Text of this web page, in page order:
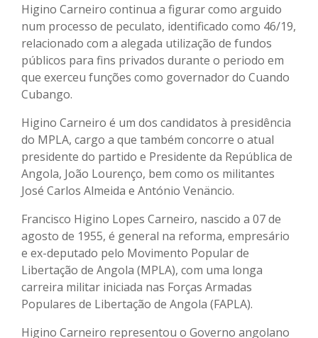
Higino Carneiro continua a figurar como arguido
num processo de peculato, identificado como 46/19,
relacionado com a alegada utilização de fundos
públicos para fins privados durante o periodo em
que exerceu funções como governador do Cuando
Cubango.
Higino Carneiro é um dos candidatos à presidência
do MPLA, cargo a que também concorre o atual
presidente do partido e Presidente da República de
Angola, João Lourenço, bem como os militantes
José Carlos Almeida e António Venäncio.
Francisco Higino Lopes Carneiro, nascido a 07 de
agosto de 1955, é general na reforma, empresário
e ex-deputado pelo Movimento Popular de
Libertação de Angola (MPLA), com uma longa
carreira militar iniciada nas Forças Armadas
Populares de Libertação de Angola (FAPLA).
Higino Carneiro representou o Governo angolano